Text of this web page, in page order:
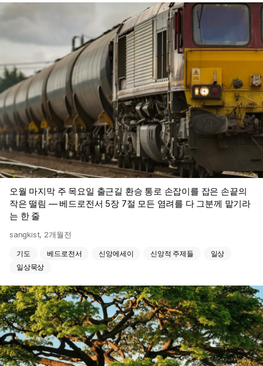
오월 마지막 주 목요일 출근길 환승 통로 손잡이를 잡은 손끝의
작은 떨림 — 베드로전서 5장 7절 모든 염려를 다 그분께 맡기라
는 한 줄
sangkist, 2개월전
기도 베드로전서 신앙에세이 신앙적 주제들
일상
일상묵상